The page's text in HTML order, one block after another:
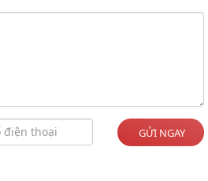
GỬI NGAY